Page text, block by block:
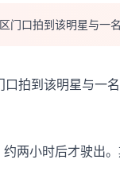
门口拍到该明星与一
拍到该明星与一
两小时后才驶出